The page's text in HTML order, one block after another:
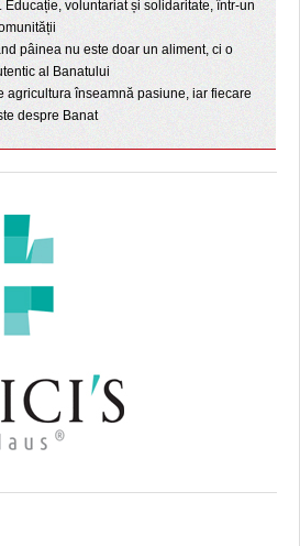
voluntariat și solidaritate, într-un
pâinea nu este doar un aliment, ci o
al Banatului
agricultura înseamnă pasiune, iar fiecare
despre Banat